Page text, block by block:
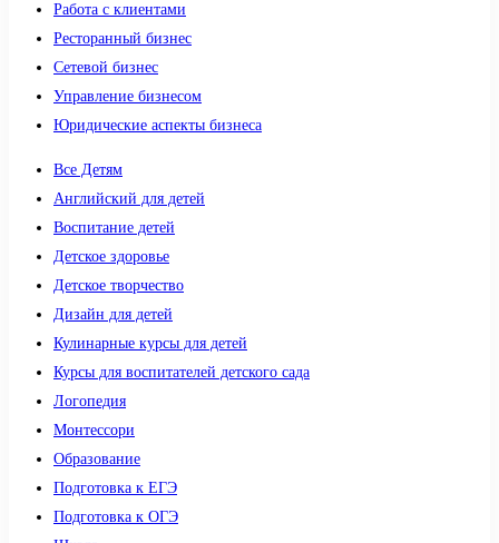
Работа с клиентами
Ресторанный бизнес
Сетевой бизнес
Управление бизнесом
Юридические аспекты бизнеса
Все Детям
Английский для детей
Воспитание детей
Детское здоровье
Детское творчество
Дизайн для детей
Кулинарные курсы для детей
Курсы для воспитателей детского сада
Логопедия
Монтессори
Образование
Подготовка к ЕГЭ
Подготовка к ОГЭ